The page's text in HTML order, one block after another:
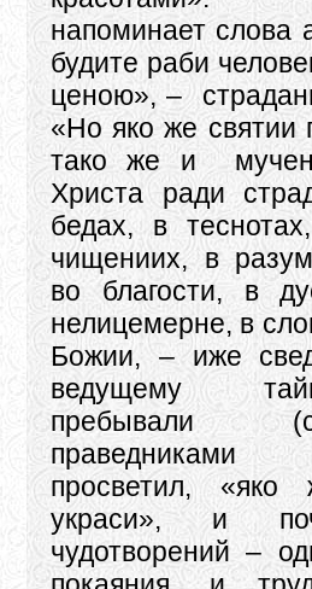
напоминает слова
будите раби
ценою», –
«Но яко же святии
тако же и
Христа ради
бедах, в
чищениих, в
во благости, в
нелицемерне, в
Божии, – иже
ведущему
пребывали
просветил,
украси», и
чудотворений –